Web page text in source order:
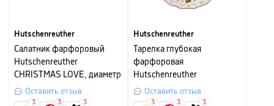
Hutschenreuther
Салатник фарфоровый
Hutschenreuther
CHRISTMAS LOVE, диаметр
23 см, белый с рисунком
Оставить отзыв
3 3 3
Hutschenreuther
Тарелка глубокая
фарфоровая
Hutschenreuther
CHRISTMAS LOVE, диаметр
23 см, белый с рисунком
Оставить отзыв
3 3 3